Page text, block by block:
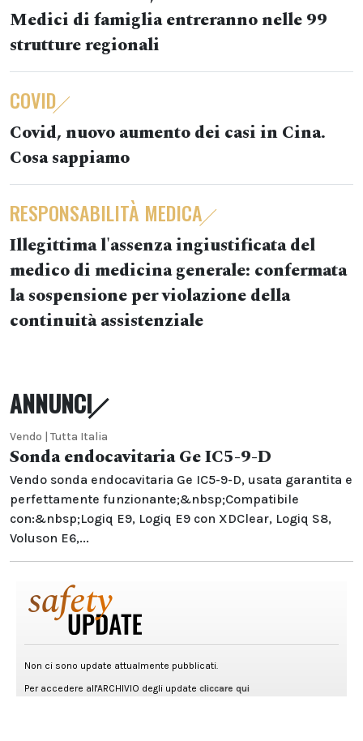
Medici di famiglia entreranno nelle 99
strutture regionali
COVID
Covid, nuovo aumento dei casi in Cina.
Cosa sappiamo
RESPONSABILITÀ MEDICA
Illegittima l'assenza ingiustificata del
medico di medicina generale: confermata
la sospensione per violazione della
continuità assistenziale
ANNUNCI
Vendo | Tutta Italia
Sonda endocavitaria Ge IC5-9-D
Vendo sonda endocavitaria Ge IC5-9-D, usata garantita e
perfettamente funzionante;&nbsp;Compatibile
con:&nbsp;Logiq E9, Logiq E9 con XDClear, Logiq S8,
Voluson E6,...